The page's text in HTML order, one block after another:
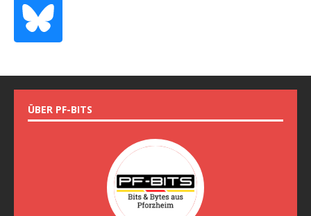
ÜBER PF-BITS